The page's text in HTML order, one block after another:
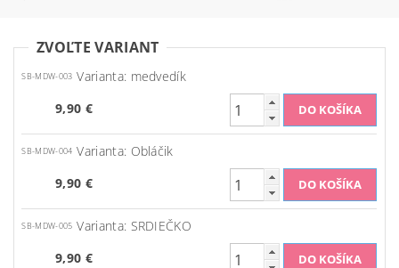
ZVOĽTE VARIANT
SB-MDW-003 Varianta: medvedík
9,90 €
SB-MDW-004 Varianta: Obláčik
9,90 €
SB-MDW-005 Varianta: SRDIEČKO
9,90 €